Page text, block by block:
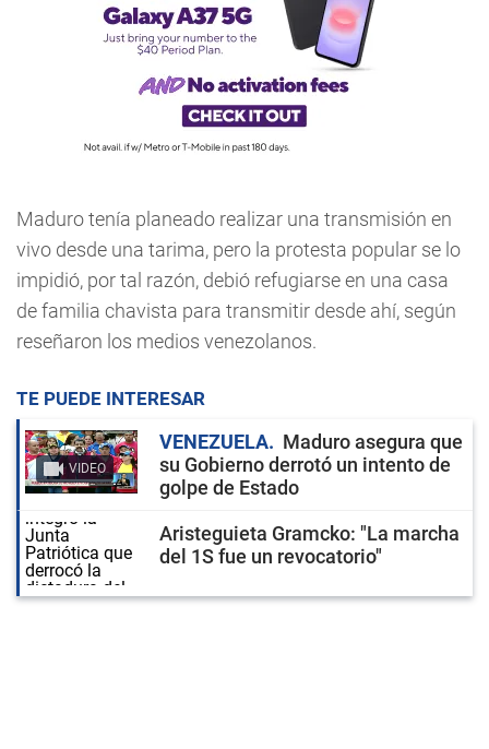
Maduro tenía planeado realizar una transmisión en
vivo desde una tarima, pero la protesta popular se lo
impidió, por tal razón, debió refugiarse en una casa
de familia chavista para transmitir desde ahí, según
reseñaron los medios venezolanos.
TE PUEDE INTERESAR
VIDEO
VENEZUELA
Maduro asegura que
su Gobierno derrotó un intento de
golpe de Estado
Aristeguieta Gramcko: "La marcha
del 1S fue un revocatorio"